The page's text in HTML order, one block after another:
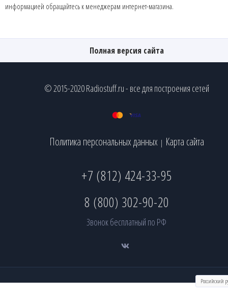
информацией обращайтесь к менеджерам интернет-магазина.
Полная версия сайта
© 2015-2020 Radiostuff.ru - все для построения сетей
Политика персональных данных | Карта сайта
+7 (812) 424-33-95
8 (800) 302-90-20
Звонок бесплатный по РФ